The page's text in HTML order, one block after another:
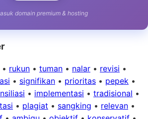
domain premium & hosting
• rukun • tuman • nalar • revisi •
• signifikan • prioritas • pepek •
• implementasi • tradisional •
• plagiat • sangking • relevan •